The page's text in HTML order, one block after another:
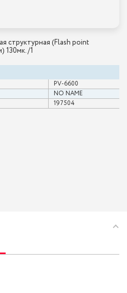
структурная (Flash point
130мк. /1
PV-6600
NO NAME
197504